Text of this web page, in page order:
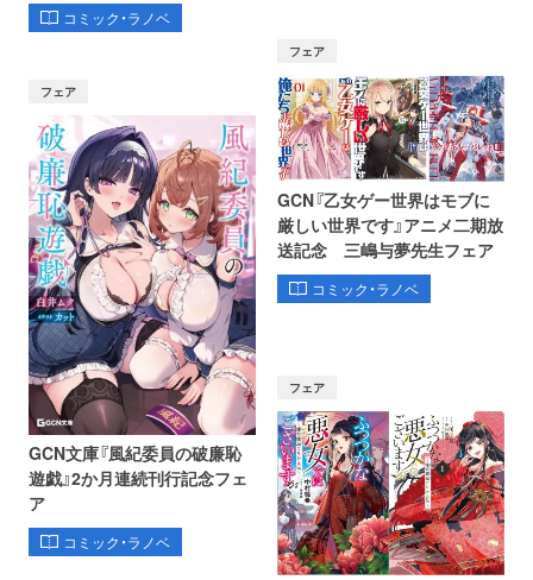
コミック・ラノベ
フェア
GCN文庫『風紀委員の破廉恥
遊戯』2か月連続刊行記念フェ
ア
コミック・ラノベ
フェア
GCN『乙女ゲー世界はモブに
厳しい世界です』アニメ二期放
送記念 三嶋与夢先生フェア
コミック・ラノベ
フェア